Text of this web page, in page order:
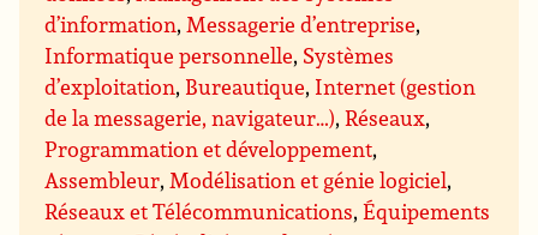
d’information, Messagerie d’entreprise,
Informatique personnelle, Systèmes
d’exploitation, Bureautique, Internet (gestion
de la messagerie, navigateur…),Réseaux,
Programmation et développement,
Assembleur, Modélisation et génie logiciel,
Réseaux et Télécommunications,Équipements